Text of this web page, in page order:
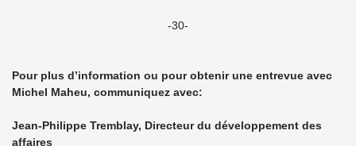
-30-
Pour plus d’information ou pour obtenir une entrevue avec
Michel Maheu, communiquez avec:
Jean-Philippe Tremblay, Directeur du développement des
affaires